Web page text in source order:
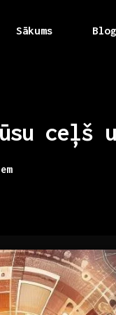
Sākums
ceļš